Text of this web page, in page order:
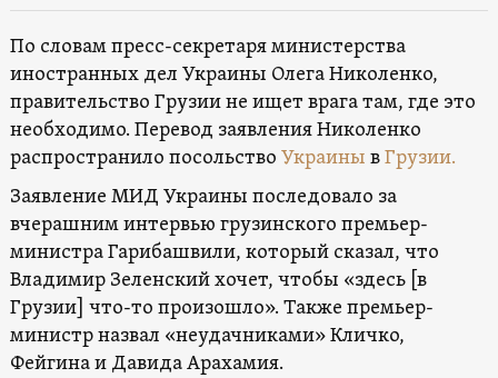
По словам пресс-секретаря министерства
иностранных дел Украины Олега Николенко,
правительство Грузии не ищет врага там, где это
необходимо. Перевод заявления Николенко
распространило посольство Украины вГрузии.
Заявление МИД Украины последовало за
вчерашним интервью грузинского премьер-
министра Гарибашвили, который сказал, что
Владимир Зеленский хочет, чтобы «здесь [в
Грузии] что-то произошло». Также премьер-
министр назвал «неудачниками» Кличко,
Фейгина и Давида Арахамия.